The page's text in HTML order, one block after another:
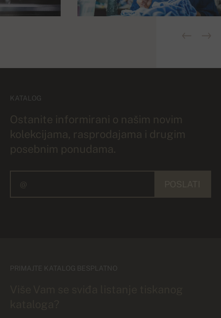
KATALOG
Ostanite informirani o našim novim
kolekcijama, rasprodajama i drugim
posebnim ponudama.
PRIMAJTE KATALOG BESPLATNO